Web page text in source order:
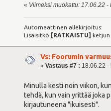
« Viimeksi muokattu: 17.06.22
Automaattinen allekirjoitus:
Lisäisitkö [RATKAISTU] ketjun
Vs: Foorumin
«Vastaus #7 : 18.06.22 -
Minulla kesti noin viikon,
tehdä, kun vain yrittää joka
kirjautuneena "ikuisesti".